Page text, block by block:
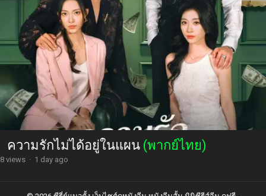
ความรักไม่ได้อยู่ในแผน (พากย์ไทย)
8 views · 1 day ago